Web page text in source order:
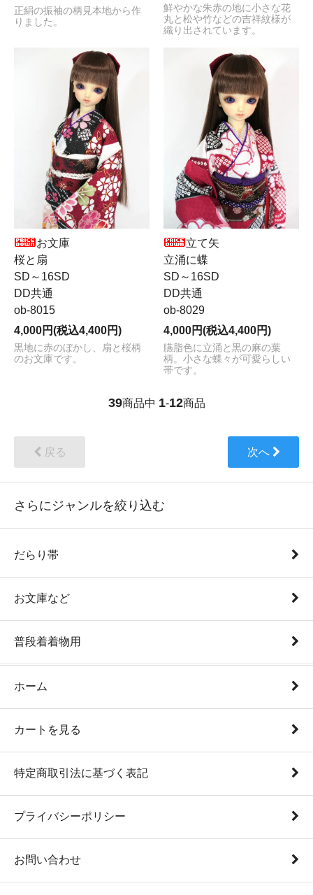
正絹の振袖の柄見本地から作
りました。
鮮やかな朱赤の地に小さな花
丸と松や竹などの吉祥紋様が
織り出されています。
お文庫
桜と扇
SD～16SD
DD共通
ob-8015
4,000円(税込4,400円)
黒地に赤のぼかし、扇と桜柄
のお文庫です。
立て矢
立涌に蝶
SD～16SD
DD共通
ob-8029
4,000円(税込4,400円)
臙脂色に立涌と黒の麻の葉
柄。小さな蝶々が可愛らしい
帯です。
39商品中 1-12商品
戻る 次へ
さらにジャンルを絞り込む
だらり帯
お文庫など
普段着着物用
ホーム
カートを見る
特定商取引法に基づく表記
プライバシーポリシー
お問い合わせ